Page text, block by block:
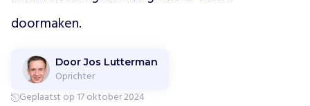
h
u
u
n
doormaken.
Door Jos Lutterman
Oprichter
Geplaatst op 17 oktober 2024